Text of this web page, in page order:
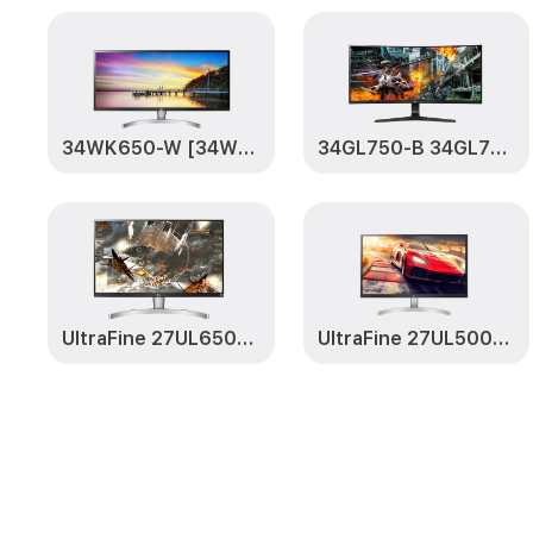
34WK650-W [34WK650-W.ARUZ] 34GL750-B 34GL750-B
UltraFine 27UL650-W [27UL650-W.ARUZ] UltraFine 27UL500-W 27UL500-W.ARUZ